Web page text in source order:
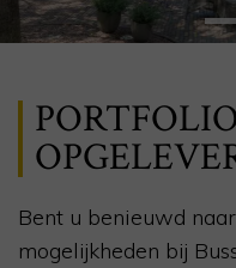
Bent u benieuwd
mogelijkheden bij